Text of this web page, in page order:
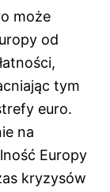
może
od
tym
euro.
na
Europy
kryzysów